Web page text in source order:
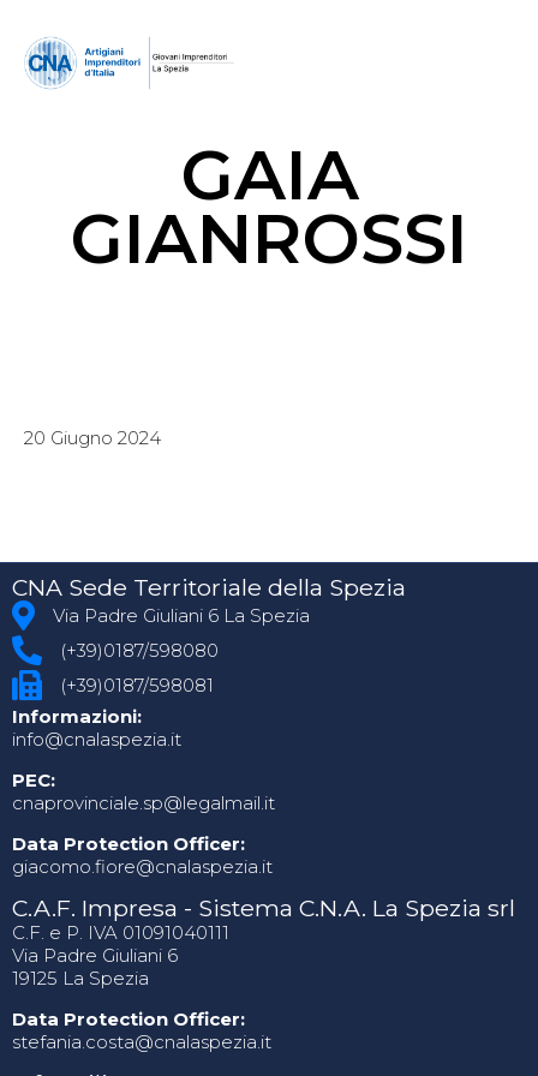
GAIA
GIANROSSI
20 Giugno 2024
CNA Sede Territoriale della Spezia
Via Padre Giuliani 6 La Spezia
(+39)0187/598080
(+39)0187/598081
Informazioni:
info@cnalaspezia.it
PEC:
cnaprovinciale.sp@legalmail.it
Data Protection Officer:
giacomo.fiore@cnalaspezia.it
C.A.F. Impresa - Sistema C.N.A. La Spezia srl
C.F. e P. IVA 01091040111
Via Padre Giuliani 6
19125 La Spezia
Data Protection Officer:
stefania.costa@cnalaspezia.it